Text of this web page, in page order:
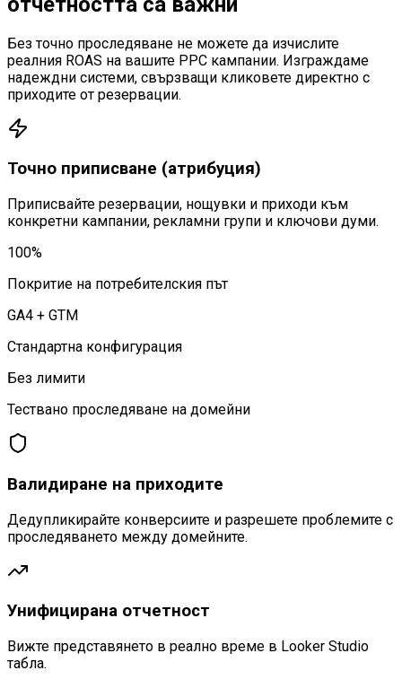
Без точно проследяване не можете да изчислите
реалния ROAS на вашите PPC кампании. Изграждаме
надеждни системи, свързващи кликовете директно с
приходите от резервации.
Точно приписване (атрибуция)
Приписвайте резервации, нощувки и приходи към
конкретни кампании, рекламни групи и ключови думи.
100%
Покритие на потребителския път
GA4 + GTM
Стандартна конфигурация
Без лимити
Тествано проследяване на домейни
Валидиране на приходите
Дедупликирайте конверсиите и разрешете проблемите с
проследяването между домейните.
Унифицирана отчетност
Вижте представянето в реално време в Looker Studio
табла.